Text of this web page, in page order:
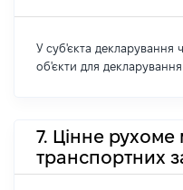
У суб'єкта декларування
об'єкти для декларування
7. Цінне рухоме
транспортних